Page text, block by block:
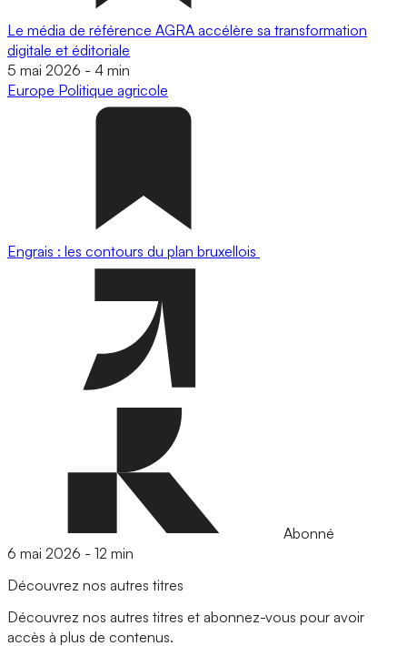
Le média de référence AGRA accélère sa transformation
digitale et éditoriale
5 mai 2026 - 4 min
Europe Politique agricole
Engrais : les contours du plan bruxellois
Abonné
6 mai 2026 - 12 min
Découvrez nos autres titres
Découvrez nos autres titres et abonnez-vous pour avoir
accès à plus de contenus.